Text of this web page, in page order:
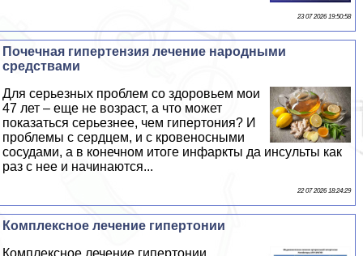
23 07 2026 19:50:58
Почечная гипертензия лечение народными
средствами
Для серьезных проблем со здоровьем мои
47 лет – еще не возраст, а что может
показаться серьезнее, чем гипертония? И
проблемы с сердцем, и с кровеносными
сосудами, а в конечном итоге инфаркты да инсульты как
раз с нее и начинаются...
22 07 2026 18:24:29
Комплексное лечение гипертонии
Комплексное лечение гипертонии